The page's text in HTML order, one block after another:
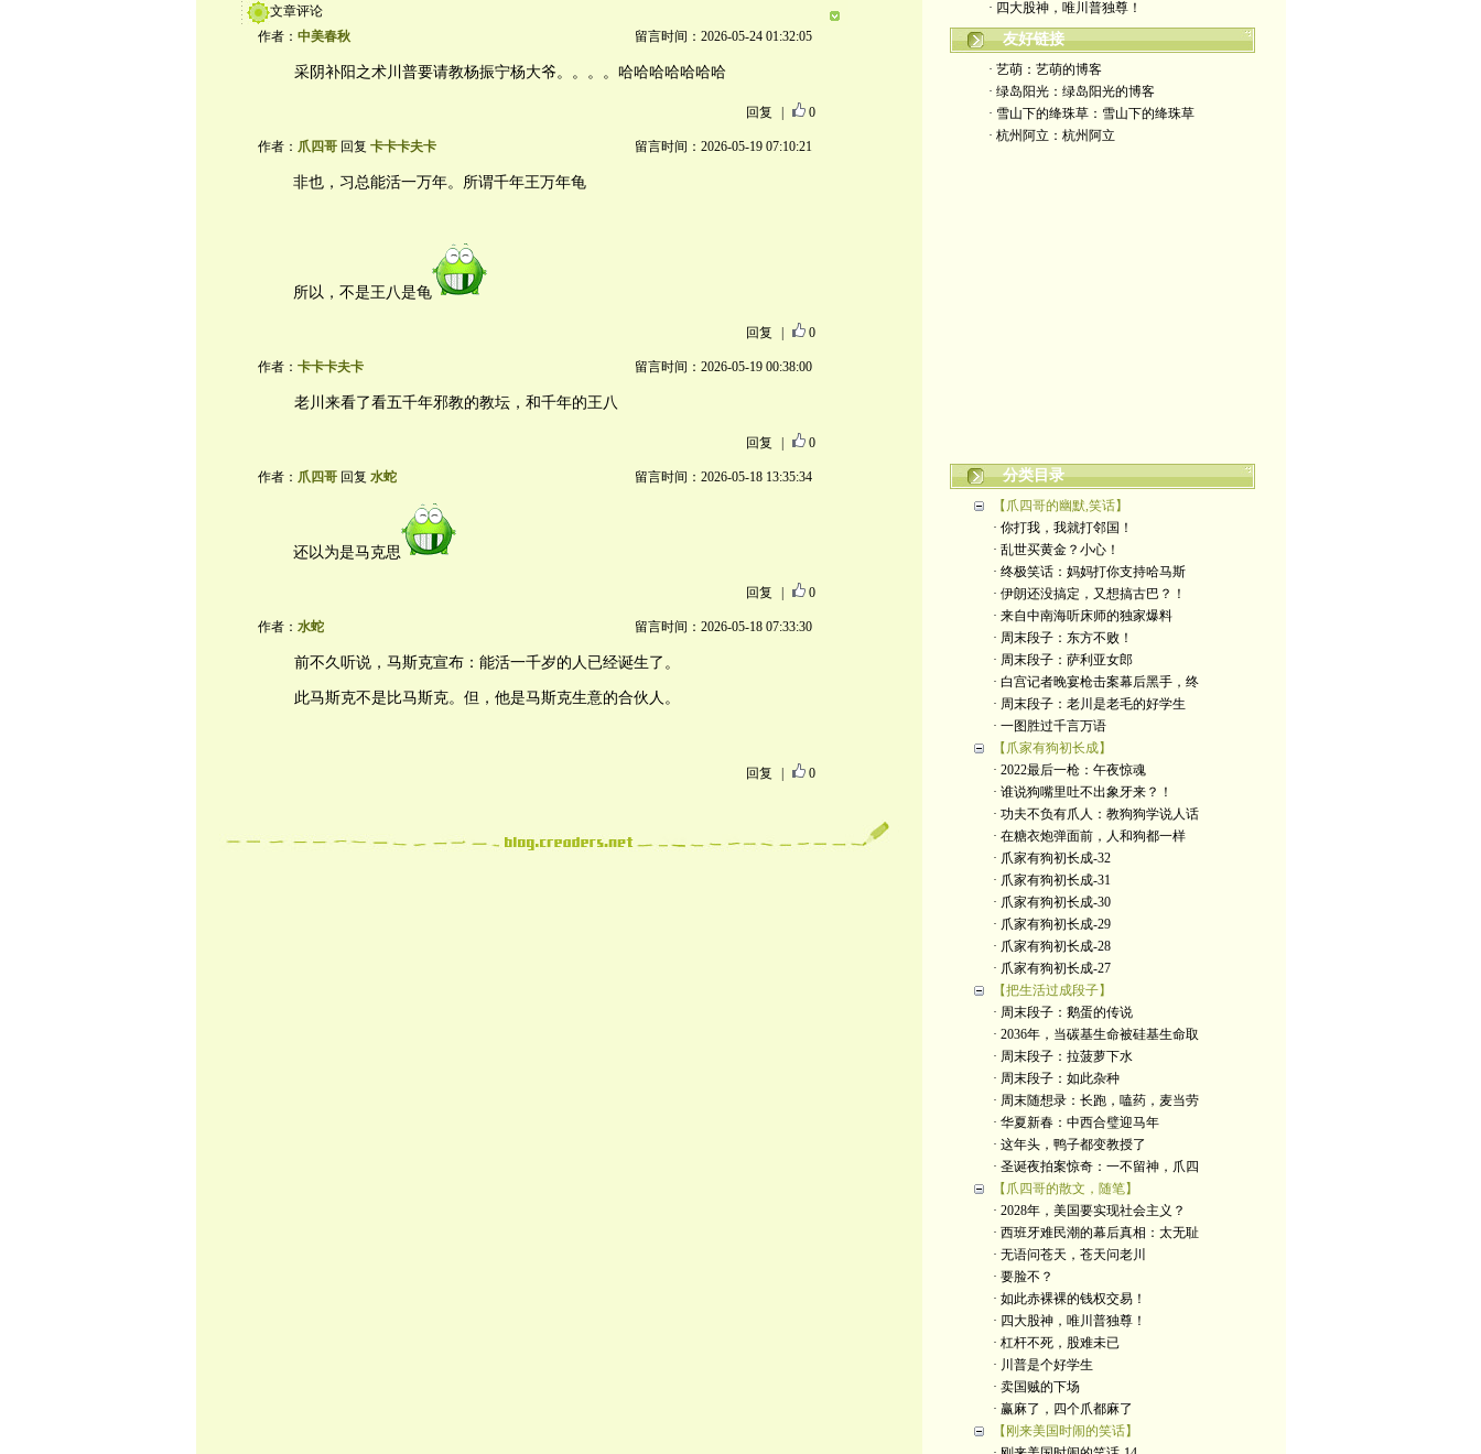
文章评论
作者： 中美春秋 留言时间：2026-05-24 01:32:05
采阴补阳之术川普要请教杨振宁杨大爷。。。。哈哈哈哈哈哈哈
回复 0
作者： 爪四哥回复 卡卡卡夫卡 留言时间：2026-05-19 07:10:21
非也，习总能活一万年。所谓千年王万年龟
所以，不是王八是龟
回复 0
作者： 卡卡卡夫卡 留言时间：2026-05-19 00:38:00
老川来看了看五千年邪教的教坛，和千年的王八
回复 0
作者： 爪四哥回复 水蛇 留言时间：2026-05-18 13:35:34
还以为是马克思
回复 0
作者： 水蛇 留言时间：2026-05-18 07:33:30
前不久听说，马斯克宣布：能活一千岁的人已经诞生了。
此马斯克不是比马斯克。但，他是马斯克生意的合伙人。
回复 0
· 四大股神，唯川普独尊！
友好链接
· 艺萌：艺萌的博客
· 绿岛阳光：绿岛阳光的博客
· 雪山下的绛珠草：雪山下的绛珠草
· 杭州阿立：杭州阿立
分类目录
【爪四哥的幽默,笑话】
· 你打我，我就打邻国！
· 乱世买黄金？小心！
· 终极笑话：妈妈打你支持哈马斯
· 伊朗还没搞定，又想搞古巴？！
· 来自中南海听床师的独家爆料
· 周末段子：东方不败！
· 周末段子：萨利亚女郎
· 白宫记者晚宴枪击案幕后黑手，终
· 周末段子：老川是老毛的好学生
· 一图胜过千言万语
【爪家有狗初长成】
· 2022最后一枪：午夜惊魂
· 谁说狗嘴里吐不出象牙来？！
· 功夫不负有爪人：教狗狗学说人话
· 在糖衣炮弹面前，人和狗都一样
· 爪家有狗初长成-32
· 爪家有狗初长成-31
· 爪家有狗初长成-30
· 爪家有狗初长成-29
· 爪家有狗初长成-28
· 爪家有狗初长成-27
【把生活过成段子】
· 周末段子：鹅蛋的传说
· 2036年，当碳基生命被硅基生命取
· 周末段子：拉菠萝下水
· 周末段子：如此杂种
· 周末随想录：长跑，嗑药，麦当劳
· 华夏新春：中西合璧迎马年
· 这年头，鸭子都变教授了
· 圣诞夜拍案惊奇：一不留神，爪四
【爪四哥的散文，随笔】
· 2028年，美国要实现社会主义？
· 西班牙难民潮的幕后真相：太无耻
· 无语问苍天，苍天问老川
· 要脸不？
· 如此赤裸裸的钱权交易！
· 四大股神，唯川普独尊！
· 杠杆不死，股难未已
· 川普是个好学生
· 卖国贼的下场
· 赢麻了，四个爪都麻了
【刚来美国时闹的笑话】